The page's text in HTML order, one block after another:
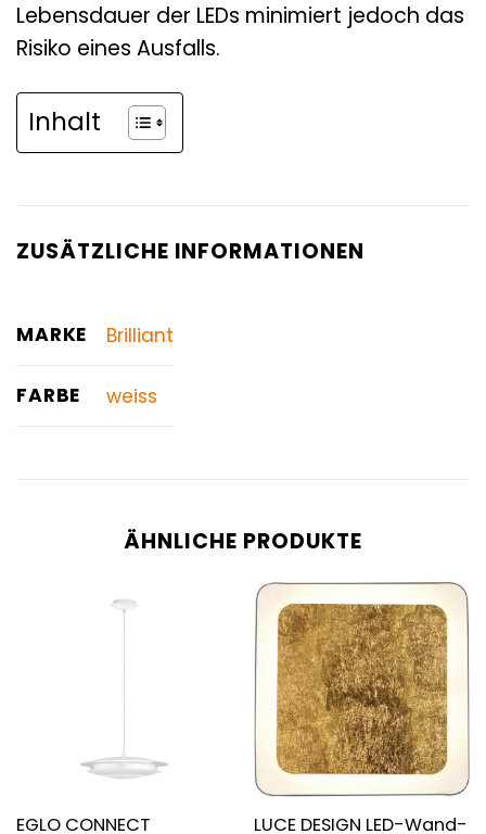
Lebensdauer der LEDs minimiert jedoch das
Risiko eines Ausfalls.
Inhalt
ZUSÄTZLICHE INFORMATIONEN
MARKE Brilliant
FARBE weiss
ÄHNLICHE PRODUKTE
EGLO CONNECT LUCE DESIGN LED-Wand-